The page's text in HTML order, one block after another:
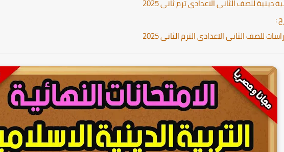
للصف الثانى الاعدادى ترم ثانى 2025
:
للصف الثانى الاعدادى الترم الثانى 2025